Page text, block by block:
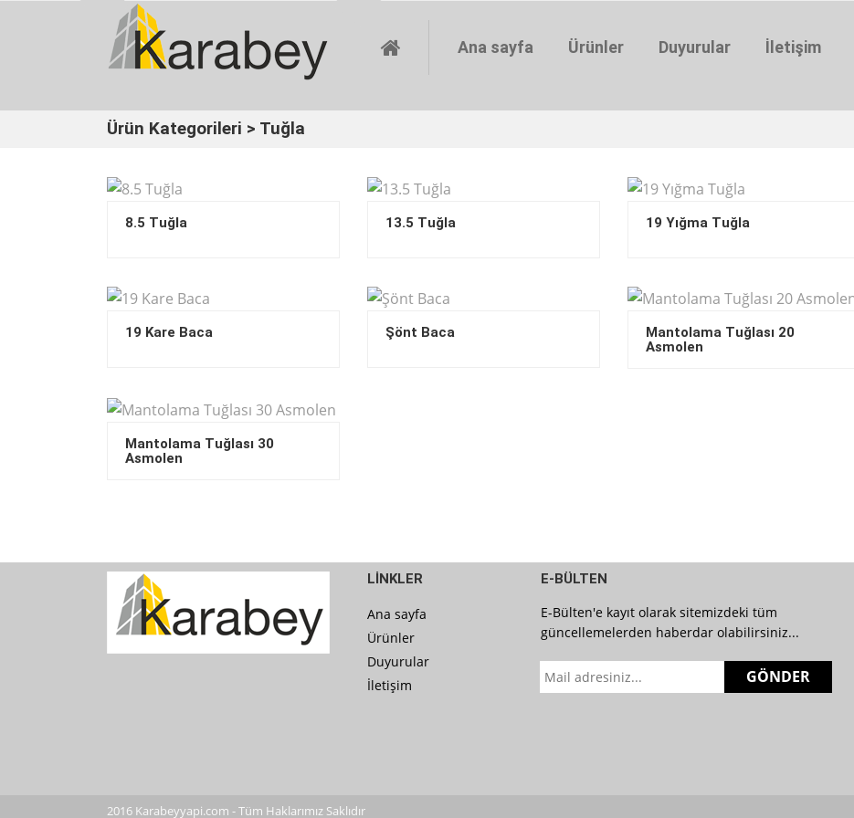
Ana sayfa Ürünler Duyurular İletişim
Ürün Kategorileri > Tuğla
8.5 Tuğla 13.5 Tuğla 19 Yığma Tuğla
19 Kare Baca Şönt Baca
Mantolama Tuğlası 20
Asmolen
Mantolama Tuğlası 30
Asmolen
LİNKLER
Ana sayfa
Ürünler
Duyurular
İletişim
E-BÜLTEN
E-Bülten'e kayıt olarak sitemizdeki tüm
güncellemelerden haberdar olabilirsiniz...
GÖNDER
2016 Karabeyyapi.com - Tüm Haklarımız Saklıdır